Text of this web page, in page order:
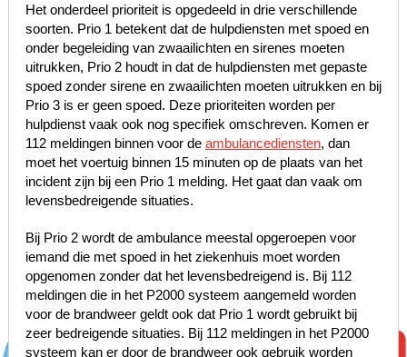
Het onderdeel prioriteit is opgedeeld in drie verschillende
soorten. Prio 1 betekent dat de hulpdiensten met spoed en
onder begeleiding van zwaailichten en sirenes moeten
uitrukken, Prio 2 houdt in dat de hulpdiensten met gepaste
spoed zonder sirene en zwaailichten moeten uitrukken en bij
Prio 3 is er geen spoed. Deze prioriteiten worden per
hulpdienst vaak ook nog specifiek omschreven. Komen er
112 meldingen binnen voor de ambulancediensten, dan
moet het voertuig binnen 15 minuten op de plaats van het
incident zijn bij een Prio 1 melding. Het gaat dan vaak om
levensbedreigende situaties.
Bij Prio 2 wordt de ambulance meestal opgeroepen voor
iemand die met spoed in het ziekenhuis moet worden
opgenomen zonder dat het levensbedreigend is. Bij 112
meldingen die in het P2000 systeem aangemeld worden
voor de brandweer geldt ook dat Prio 1 wordt gebruikt bij
zeer bedreigende situaties. Bij 112 meldingen in het P2000
systeem kan er door de brandweer ook gebruik worden